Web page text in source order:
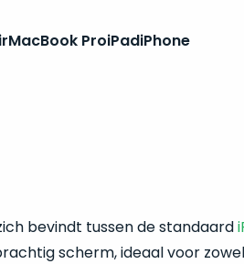
MacBook ProiPadiPhone
bevindt tussen de standaard
scherm, ideaal voor